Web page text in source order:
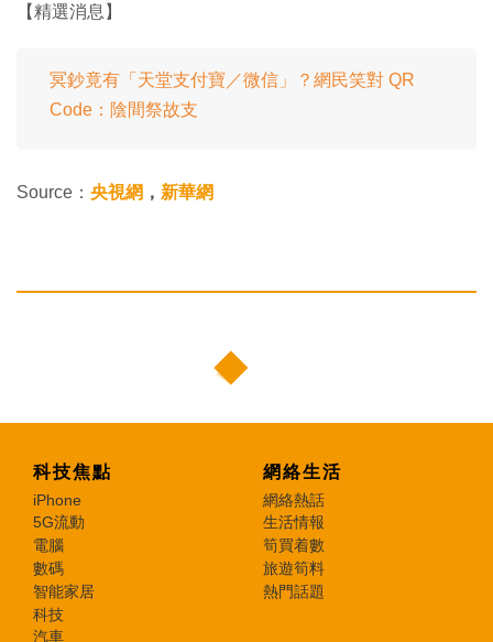
【精選消息】
冥鈔竟有「天堂支付寶／微信」？網民笑對 QR
Code：陰間祭故支
Source： 央視網 ， 新華網
科技焦點
iPhone
5G流動
電腦
數碼
智能家居
科技
汽車
網絡生活
網絡熱話
生活情報
筍買着數
旅遊筍料
熱門話題